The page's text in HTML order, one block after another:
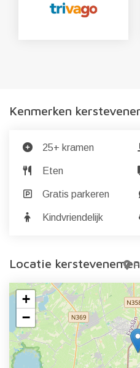
Kenmerken
25+ kramen
Eten
Gratis parkeren
Kindvriendelijk
Locatie
+
−